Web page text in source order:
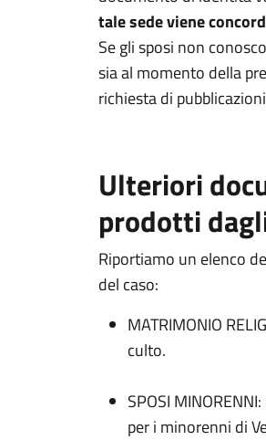
tale sede viene
Se gli sposi non
sia al momento della
richiesta di
Ulteriori
prodotti
Riportiamo un elenco
del caso:
MATRIMONIO
culto.
SPOSI
per i minorenni di